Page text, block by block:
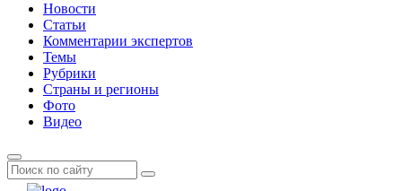
Новости
Статьи
Комментарии экспертов
Темы
Рубрики
Страны и регионы
Фото
Видео